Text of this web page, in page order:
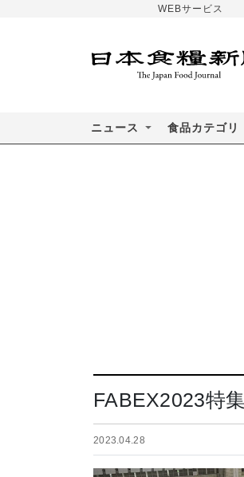
WEBサービス
ニュース 食品カテゴリ
FABEX2023特集
2023.04.28